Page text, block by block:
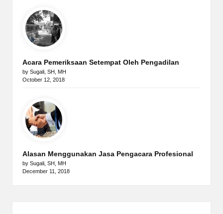
Acara Pemeriksaan Setempat Oleh Pengadilan
by Sugali, SH, MH
October 12, 2018
Alasan Menggunakan Jasa Pengacara Profesional
by Sugali, SH, MH
December 11, 2018